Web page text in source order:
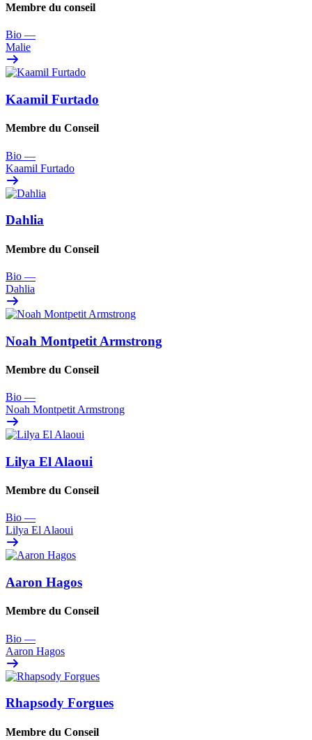
Membre du conseil
Bio —
Malie
Kaamil Furtado
Membre du Conseil
Bio —
Kaamil Furtado
Dahlia
Membre du Conseil
Bio —
Dahlia
Noah Montpetit Armstrong
Membre du Conseil
Bio —
Noah Montpetit Armstrong
Lilya El Alaoui
Membre du Conseil
Bio —
Lilya El Alaoui
Aaron Hagos
Membre du Conseil
Bio —
Aaron Hagos
Rhapsody Forgues
Membre du Conseil